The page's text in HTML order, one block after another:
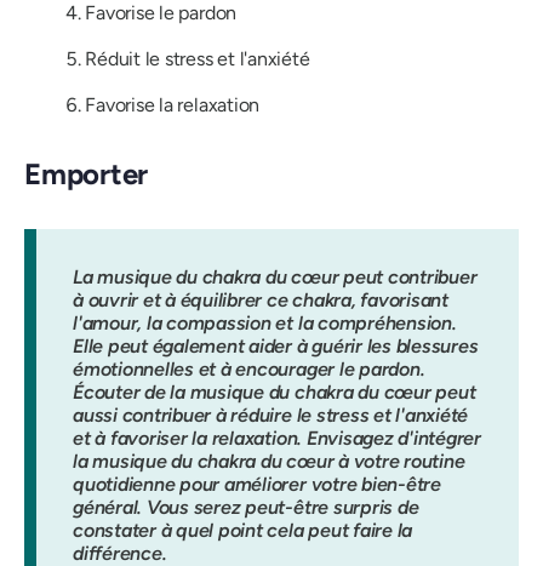
Favorise le pardon
Réduit le stress et l'anxiété
Favorise la relaxation
Emporter
La musique du chakra du cœur peut contribuer
à ouvrir et à équilibrer ce chakra, favorisant
l'amour, la compassion et la compréhension.
Elle peut également aider à guérir les blessures
émotionnelles et à encourager le pardon.
Écouter de la musique du chakra du cœur peut
aussi contribuer à réduire le stress et l'anxiété
et à favoriser la relaxation. Envisagez d'intégrer
la musique du chakra du cœur à votre routine
quotidienne pour améliorer votre bien-être
général. Vous serez peut-être surpris de
constater à quel point cela peut faire la
différence.